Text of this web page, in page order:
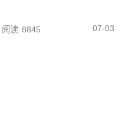
阅读 8845 07-03